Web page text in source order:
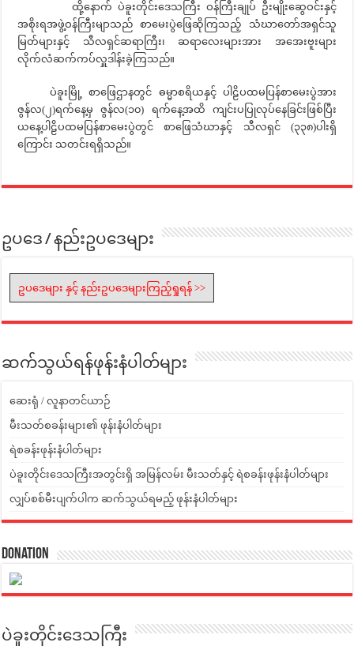
ထို့နောက် ပဲခူးတိုင်းဒေသကြီး ဝန်ကြီးချုပ် ဦးမျိုးဆွေဝင်းနှင့်
အစိုးရအဖွဲ့ဝန်ကြီးမျာသည် စာမေးပွဲဖြေဆိုကြသည့် သံဃာတော်အရှင်သူ
မြတ်များနှင့် သီလရှင်ဆရာကြီး၊ ဆရာလေးများအား အအေးဗူးများ
လိုက်လံဆက်ကပ်လှူဒါန်းခဲ့ကြသည်။
ပဲခူးမြို့ စာဖြေဌာနတွင် ဓမ္မာစရိယနှင့် ပါဠိပထမပြန်စာမေးပွဲအား
ဇွန်လ(၂)ရက်နေ့မှ ဇွန်လ(၁၀) ရက်နေ့အထိ ကျင်းပပြုလုပ်နေခြင်းဖြစ်ပြီး
ယနေ့ပါဠိပထမပြန်စာမေးပွဲတွင် စာဖြေသံဃာနှင့် သီလရှင် (၃၃၈)ပါးရှိ
ကြောင်း သတင်းရရှိသည်။
ဥပဒေ / နည်းဥပဒေများ
ဥပဒေများ နှင့် နည်းဥပဒေများကြည့်ရှုရန် >>
ဆက်သွယ်ရန်ဖုန်းနံပါတ်များ
ဆေးရုံ / လူနာတင်ယာဉ်
မီးသတ်စခန်းများ၏ ဖုန်းနံပါတ်များ
ရဲစခန်းဖုန်းနံပါတ်များ
ပဲခူးတိုင်းဒေသကြီးအတွင်းရှိ အမြန်လမ်း မီးသတ်နှင့် ရဲစခန်းဖုန်းနံပါတ်များ
လျှပ်စစ်မီးပျက်ပါက ဆက်သွယ်ရမည့် ဖုန်းနံပါတ်များ
Donation
ပဲခူးတိုင်းဒေသကြီး